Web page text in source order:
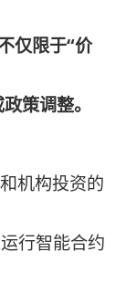
仅限于“价
策调整。
机构投资的
行智能合约